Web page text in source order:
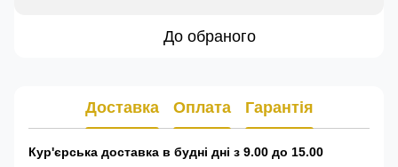
До обраного
Доставка Оплата Гарантія
Кур'єрська доставка в будні дні з 9.00 до 15.00